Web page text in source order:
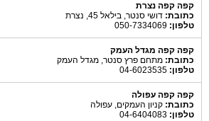
קפה קפה נצרת
כתובת: דושי סנטר, בילאל 45, נצרת
טלפון:
קפה קפה מגדל העמק
כתובת: מתחם פרץ סנטר, מגדל העמק
טלפון:
קפה קפה עפולה
כתובת: קניון העמקים, עפולה
טלפון: